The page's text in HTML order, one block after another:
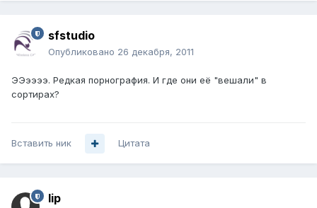
sfstudio
Опубликовано 26 декабря, 2011
ЭЭээээ. Редкая порнография. И где они её "вешали" в
сортирах?
Вставить ник Цитата
lip